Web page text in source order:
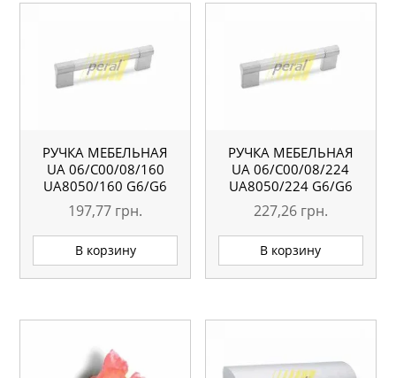
РУЧКА МЕБЕЛЬНАЯ
UA 06/C00/08/160
UA8050/160 G6/G6
197,77 грн.
В корзину
РУЧКА МЕБЕЛЬНАЯ
UA 06/C00/08/224
UA8050/224 G6/G6
227,26 грн.
В корзину